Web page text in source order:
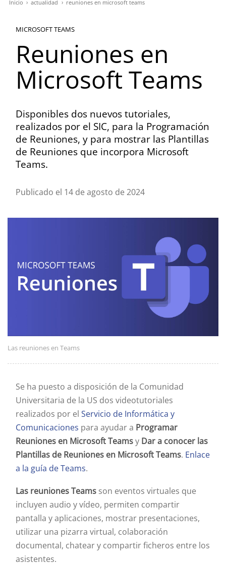
Ruta
navegación
Inicio actualidad reuniones en microsoft teams
MICROSOFT TEAMS
Reuniones en
Microsoft Teams
Disponibles dos nuevos tutoriales,
realizados por el SIC, para la Programación
de Reuniones, y para mostrar las Plantillas
de Reuniones que incorpora Microsoft
Teams.
Publicado el 14 de agosto de 2024
Las reuniones en Teams
Se ha puesto a disposición de la Comunidad
Universitaria de la US dos videotutoriales
realizados por el Servicio de Informática y
Comunicaciones para ayudar a Programar
Reuniones en Microsoft Teamsy Dar a conocer las
Plantillas de Reuniones en Microsoft Teams. Enlace
a la guía de Teams.
Las reuniones Teams son eventos virtuales que
incluyen audio y vídeo, permiten compartir
pantalla y aplicaciones, mostrar presentaciones,
utilizar una pizarra virtual, colaboración
documental, chatear y compartir ficheros entre los
asistentes.